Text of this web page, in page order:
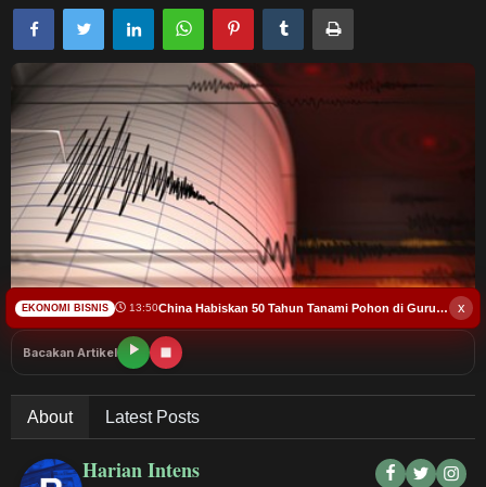
Contact
Politik
Nasional
News
Budaya
Teknologi
Bursa
Hukum dan Kriminal
Bacakan Artikel
About Latest Posts
Harian Intens
x
EKONOMI BISNIS 13:50 China Habiskan 50 Tahun Tanami Pohon di Gurun, Ini Hasilnya